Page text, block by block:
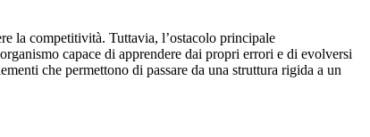
la competitività. Tuttavia, l’ostacolo principale
capace di apprendere dai propri errori e di evolversi
che permettono di passare da una struttura rigida a un